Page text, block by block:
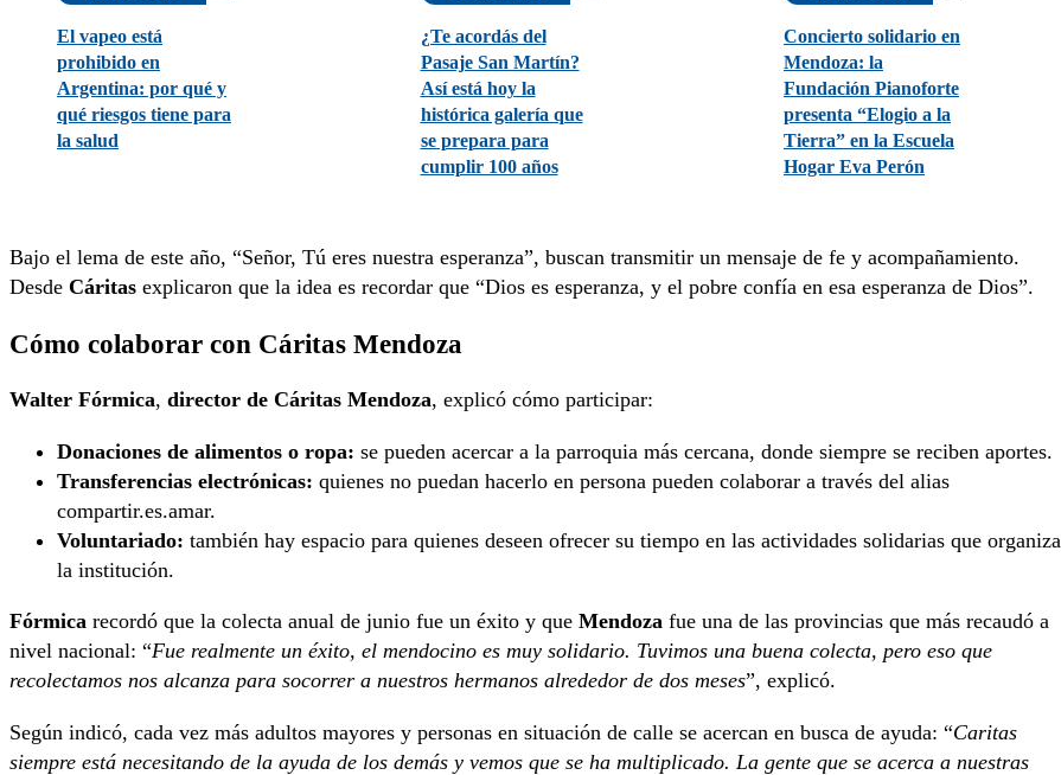
El vapeo está
prohibido en
Argentina: por qué y
qué riesgos tiene para
la salud
¿Te acordás del
Pasaje San Martín?
Así está hoy la
histórica galería que
se prepara para
cumplir 100 años
Concierto solidario en
Mendoza: la
Fundación Pianoforte
presenta “Elogio a la
Tierra” en la Escuela
Hogar Eva Perón
Bajo el lema de este año, “Señor, Tú eres nuestra esperanza”, buscan transmitir un mensaje de fe y acompañamiento.
Desde Cáritas explicaron que la idea es recordar que “Dios es esperanza, y el pobre confía en esa esperanza de Dios”.
Cómo colaborar con Cáritas Mendoza
Walter Fórmica, director de Cáritas Mendoza, explicó cómo participar:
Donaciones de alimentos o ropa: se pueden acercar a la parroquia más cercana, donde siempre se reciben aportes.
Transferencias electrónicas: quienes no puedan hacerlo en persona pueden colaborar a través del alias
compartir.es.amar.
Voluntariado: también hay espacio para quienes deseen ofrecer su tiempo en las actividades solidarias que organiza
la institución.
Fórmica recordó que la colecta anual de junio fue un éxito y que Mendoza fue una de las provincias que más recaudó a
nivel nacional: “Fue realmente un éxito, el mendocino es muy solidario. Tuvimos una buena colecta, pero eso que
recolectamos nos alcanza para socorrer a nuestros hermanos alrededor de dos meses”, explicó.
Según indicó, cada vez más adultos mayores y personas en situación de calle se acercan en busca de ayuda: “Caritas
siempre está necesitando de la ayuda de los demás y vemos que se ha multiplicado. La gente que se acerca a nuestras